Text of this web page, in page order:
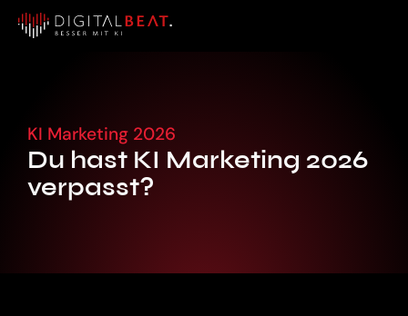
KI Marketing 2026
Du hast KI Marketing 2026
verpasst?